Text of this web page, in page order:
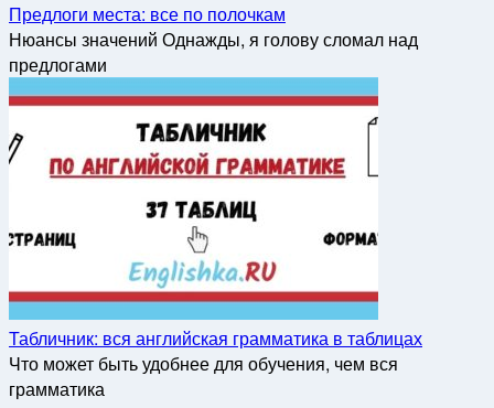
Предлоги места: все по полочкам
Нюансы значений Однажды, я голову сломал над
предлогами
Табличник: вся английская грамматика в таблицах
Что может быть удобнее для обучения, чем вся
грамматика